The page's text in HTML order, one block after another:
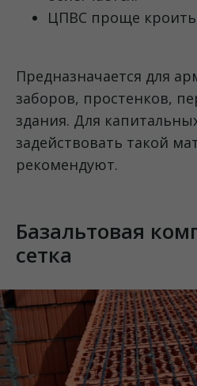
ЦПВС проще кроить
Предназначается для
заборов, простенков,
здания. Для
задействовать такой
рекомендуют.
Базальтовая
сетка